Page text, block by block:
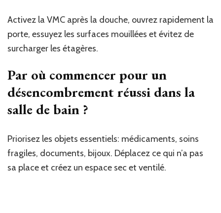
Activez la VMC après la douche, ouvrez rapidement la
porte, essuyez les surfaces mouillées et évitez de
surcharger les étagères.
Par où commencer pour un
désencombrement réussi dans la
salle de bain ?
Priorisez les objets essentiels: médicaments, soins
fragiles, documents, bijoux. Déplacez ce qui n’a pas
sa place et créez un espace sec et ventilé.